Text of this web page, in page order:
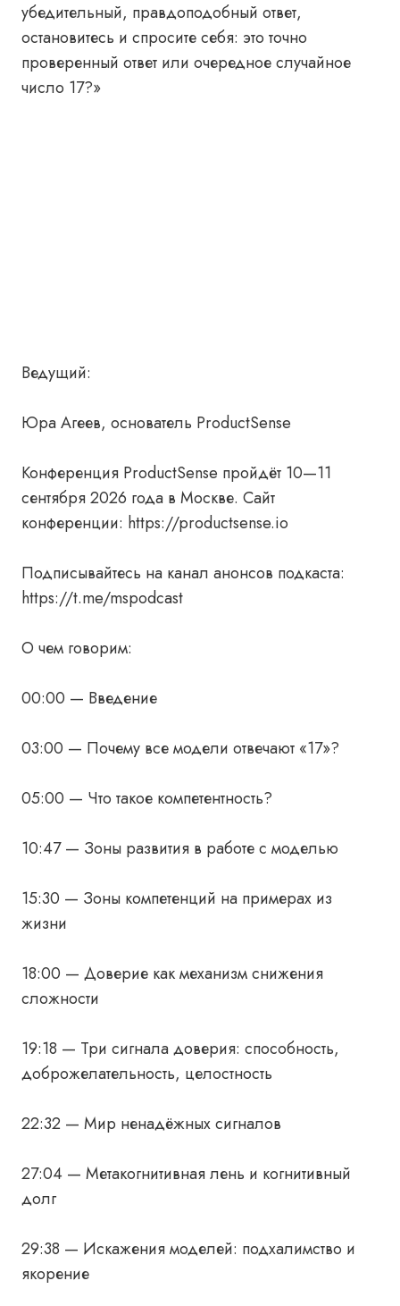
убедительный, правдоподобный ответ,
остановитесь и спросите себя: это точно
проверенный ответ или очередное случайное
число 17?»
Ведущий:
Юра Агеев, основатель ProductSense
Конференция ProductSense пройдёт 10—11
сентября 2026 года в Москве. Сайт
конференции: https://productsense.io
Подписывайтесь на канал анонсов подкаста:
https://t.me/mspodcast
О чем говорим:
00:00 — Введение
03:00 — Почему все модели отвечают «17»?
05:00 — Что такое компетентность?
10:47 — Зоны развития в работе с моделью
15:30 — Зоны компетенций на примерах из
жизни
18:00 — Доверие как механизм снижения
сложности
19:18 — Три сигнала доверия: способность,
доброжелательность, целостность
22:32 — Мир ненадёжных сигналов
27:04 — Метакогнитивная лень и когнитивный
долг
29:38 — Искажения моделей: подхалимство и
якорение